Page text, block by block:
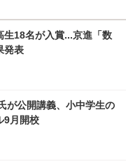
生18名が入賞...京進「数
発表
が公開講義、小中学生の
9月開校